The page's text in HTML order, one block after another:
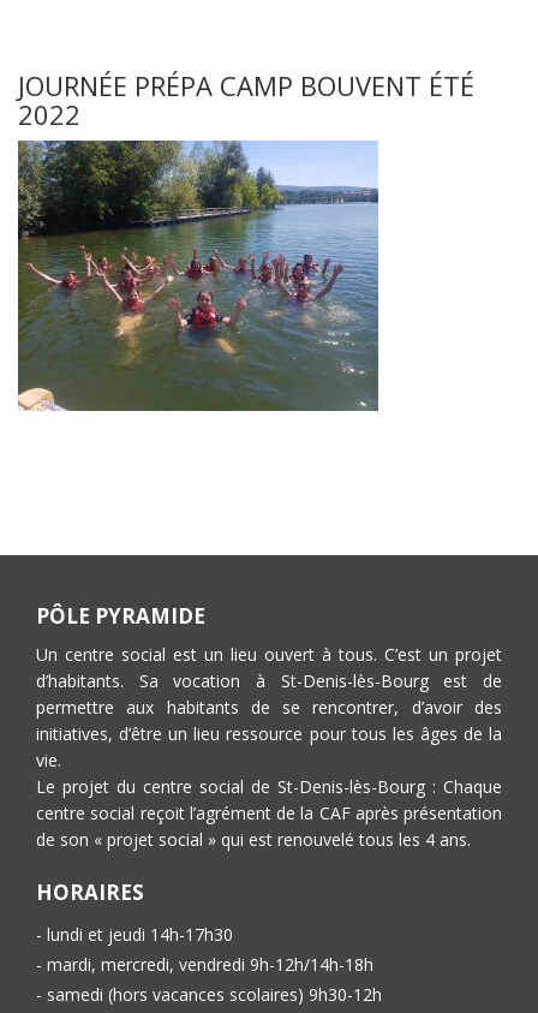
JOURNÉE PRÉPA CAMP BOUVENT ÉTÉ
2022
PÔLE PYRAMIDE
Un centre social est un lieu ouvert à tous. C’est un projet
d’habitants. Sa vocation à St-Denis-lès-Bourg est de
permettre aux habitants de se rencontrer, d’avoir des
initiatives, d’être un lieu ressource pour tous les âges de la
vie.
Le projet du centre social de St-Denis-lès-Bourg : Chaque
centre social reçoit l’agrément de la CAF après présentation
de son « projet social » qui est renouvelé tous les 4 ans.
HORAIRES
- lundi et jeudi 14h-17h30
- mardi, mercredi, vendredi 9h-12h/14h-18h
- samedi (hors vacances scolaires) 9h30-12h